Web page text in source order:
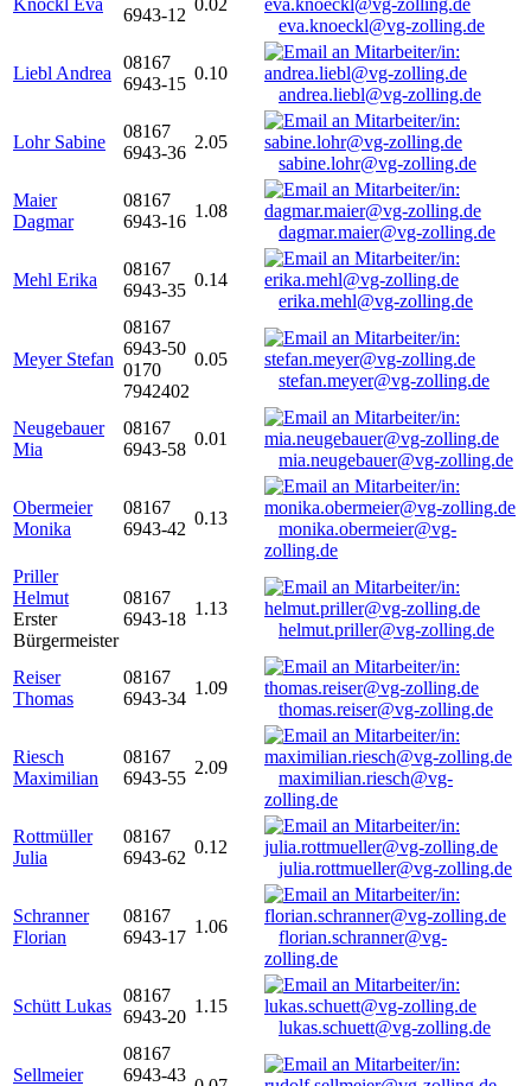
Knöckl Eva
6943-12
0.02
eva.knoeckl@vg-zolling.de
Liebl Andrea
08167
6943-15
0.10
andrea.liebl@vg-zolling.de
Lohr Sabine
08167
6943-36
2.05
sabine.lohr@vg-zolling.de
Maier
Dagmar
08167
6943-16
1.08
dagmar.maier@vg-zolling.de
Mehl Erika
08167
6943-35
0.14
erika.mehl@vg-zolling.de
Meyer Stefan
08167
6943-50
0170
7942402
0.05
stefan.meyer@vg-zolling.de
Neugebauer
Mia
08167
6943-58
0.01
mia.neugebauer@vg-zolling.de
Obermeier
Monika
08167
6943-42
0.13
monika.obermeier@vg-
zolling.de
Priller
Helmut
Erster
Bürgermeister
08167
6943-18
1.13
helmut.priller@vg-zolling.de
Reiser
Thomas
08167
6943-34
1.09
thomas.reiser@vg-zolling.de
Riesch
Maximilian
08167
6943-55
2.09
maximilian.riesch@vg-
zolling.de
Rottmüller
Julia
08167
6943-62
0.12
julia.rottmueller@vg-zolling.de
Schranner
Florian
08167
6943-17
1.06
florian.schranner@vg-
zolling.de
Schütt Lukas
08167
6943-20
1.15
lukas.schuett@vg-zolling.de
Sellmeier
08167
6943-43